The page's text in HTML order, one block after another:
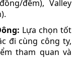
đêm), Valley
Lựa chọn tốt
đi cùng công ty,
tham quan và